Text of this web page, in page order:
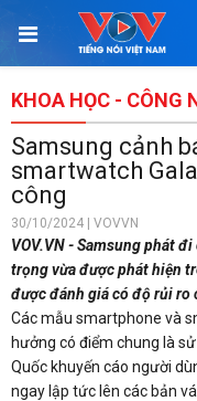
KHOA HỌC - CÔNG
Samsung cảnh
smartwatch
công
30/10/2024 | VOVVN
VOV.VN - Samsung phát
trọng vừa được phát hiện
được đánh giá có độ rủi ro
Các mẫu smartphone và
hưởng có điểm chung là
Quốc khuyến cáo người
ngay lập tức lên các bản